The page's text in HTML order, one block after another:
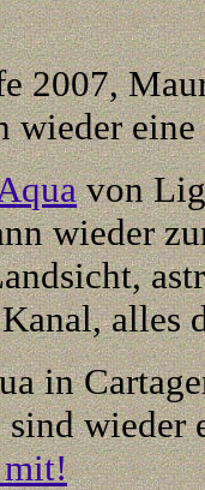
2007,
wieder
von
wieder
alles
in
wieder
mit!